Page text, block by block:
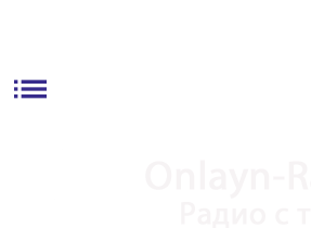
list